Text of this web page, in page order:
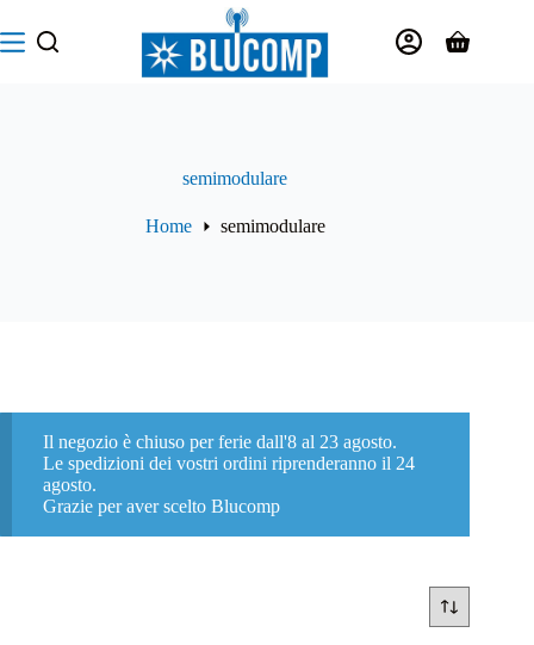
al
contenuto
Carrello
semimodulare
Home semimodulare
Il negozio è chiuso per ferie dall'8 al 23 agosto.
Le spedizioni dei vostri ordini riprenderanno il 24
agosto.
Grazie per aver scelto Blucomp